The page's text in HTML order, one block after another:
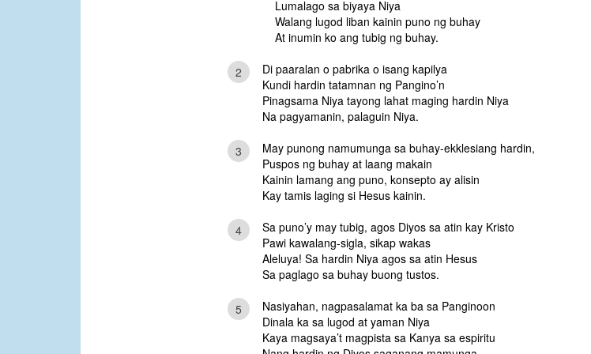
Lumalago sa biyaya Niya
Walang lugod liban kainin puno ng buhay
At inumin ko ang tubig ng buhay.
2
Di paaralan o pabrika o isang kapilya
Kundi hardin tatamnan ng Pangino’n
Pinagsama Niya tayong lahat maging hardin Niya
Na pagyamanin, palaguin Niya.
3
May punong namumunga sa buhay-ekklesiang hardin,
Puspos ng buhay at laang makain
Kainin lamang ang puno, konsepto ay alisin
Kay tamis laging si Hesus kainin.
4
Sa puno’y may tubig, agos Diyos sa atin kay Kristo
Pawi kawalang-sigla, sikap wakas
Aleluya! Sa hardin Niya agos sa atin Hesus
Sa paglago sa buhay buong tustos.
5
Nasiyahan, nagpasalamat ka ba sa Panginoon
Dinala ka sa lugod at yaman Niya
Kaya magsaya’t magpista sa Kanya sa espiritu